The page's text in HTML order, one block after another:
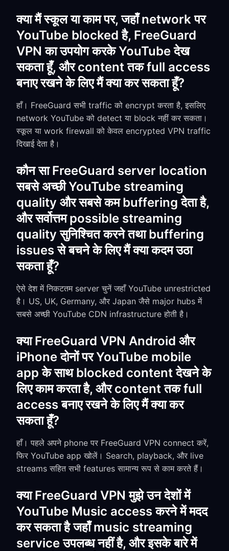
क्या मैं स्कूल या काम पर, जहाँ network पर
YouTube blocked है, FreeGuard
VPN का उपयोग करके YouTube देख
सकता हूँ, और content तक full access
बनाए रखने के लिए मैं क्या कर सकता हूँ?
हाँ। FreeGuard सभी traffic को encrypt करता है, इसलिए
network YouTube को detect या block नहीं कर सकता।
स्कूल या work firewall को केवल encrypted VPN traffic
दिखाई देता है।
कौन सा FreeGuard server location
सबसे अच्छी YouTube streaming
quality और सबसे कम buffering देता है,
और सर्वोत्तम possible streaming
quality सुनिश्चित करने तथा buffering
issues से बचने के लिए मैं क्या कदम उठा
सकता हूँ?
ऐसे देश में निकटतम server चुनें जहाँ YouTube unrestricted
है। US, UK, Germany, और Japan जैसे major hubs में
सबसे अच्छी YouTube CDN infrastructure होती है।
क्या FreeGuard VPN Android और
iPhone दोनों पर YouTube mobile
app के साथ blocked content देखने के
लिए काम करता है, और content तक full
access बनाए रखने के लिए मैं क्या कर
सकता हूँ?
हाँ। पहले अपने phone पर FreeGuard VPN connect करें,
फिर YouTube app खोलें। Search, playback, और live
streams सहित सभी features सामान्य रूप से काम करते हैं।
क्या FreeGuard VPN मुझे उन देशों में
YouTube Music access करने में मदद
कर सकता है जहाँ music streaming
service उपलब्ध नहीं है, और इसके बारे में